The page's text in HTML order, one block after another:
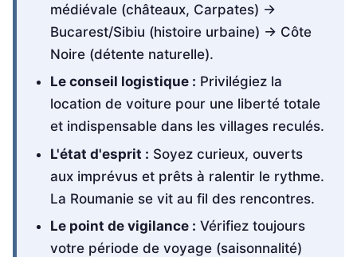
médiévale (châteaux, Carpates) →
Bucarest/Sibiu (histoire urbaine) → Côte
Noire (détente naturelle).
Le conseil logistique : Privilégiez la
location de voiture pour une liberté totale
et indispensable dans les villages reculés.
L'état d'esprit : Soyez curieux, ouverts
aux imprévus et prêts à ralentir le rythme.
La Roumanie se vit au fil des rencontres.
Le point de vigilance : Vérifiez toujours
votre période de voyage (saisonnalité)